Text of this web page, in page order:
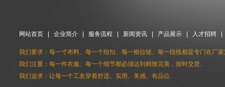
网站首页 企业简介 服务流程 新闻资讯 产品展示 人才招聘
我们要求：每一寸布料、每一个纽扣、每一根拉链、每一段线都是专门在厂
我们注重：每一件衣服、每一个细节都必须达到精致完美，按时交货.
我们追求：让每一个工友穿着舒适、实用、美感、有品位.